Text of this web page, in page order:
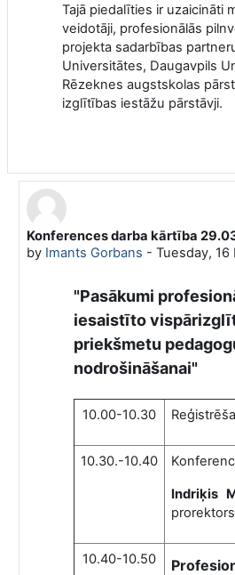
Tajā piedalīties ir uzaicināti
veidotāji, profesionālās
projekta sadarbības
Universitātes, Daugavpils
Rēzeknes augstskolas
izglītības iestāžu pārstāvji.
In reply to Imants Gorbans
Konferences darba kārtība
by Imants Gorbans - Tuesday, 16
"Pasākumi
iesaistīto
priekšmetu
nodrošināšanai"
10.00-10.30
10.30.-10.40
Indriķis
prorektors
10.40-10.50